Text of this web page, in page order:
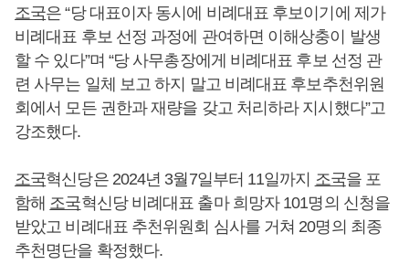
조국은 “당 대표이자 동시에 비례대표 후보이기에 제가
비례대표 후보 선정 과정에 관여하면 이해상충이 발생
할 수 있다”며 “당 사무총장에게 비례대표 후보 선정 관
련 사무는 일체 보고 하지 말고 비례대표 후보추천위원
회에서 모든 권한과 재량을 갖고 처리하라 지시했다”고
강조했다.
조국혁신당은 2024년 3월7일부터 11일까지 조국을 포
함해 조국혁신당 비례대표 출마 희망자 101명의 신청을
받았고 비례대표 추천위원회 심사를 거쳐 20명의 최종
추천명단을 확정했다.